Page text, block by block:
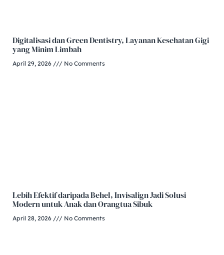
Digitalisasi dan Green Dentistry, Layanan Kesehatan Gigi
yang Minim Limbah
April 29, 2026 No Comments
Lebih Efektif daripada Behel, Invisalign Jadi Solusi
Modern untuk Anak dan Orangtua Sibuk
April 28, 2026 No Comments